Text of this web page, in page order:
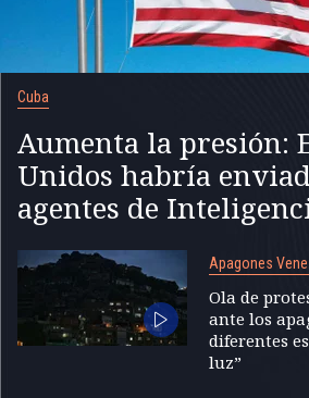
Cuba
Aumenta la presión:
Unidos habría
agentes de
Apagones
Ola de
ante los
diferentes
luz”